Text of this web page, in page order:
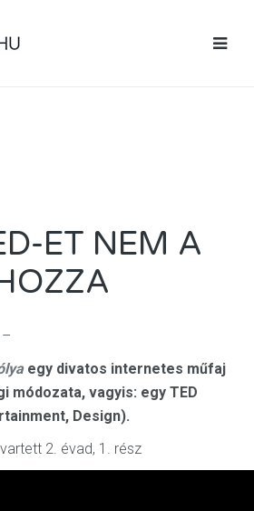
ET NEM A
–
egy divatos internetes műfaj
módozata, vagyis: egy TED
Design).
2. évad, 1. rész